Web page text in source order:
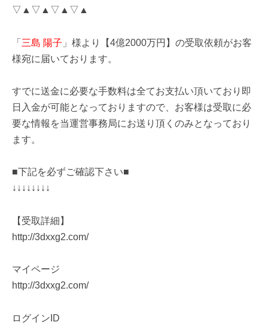
▽▲▽▲▽▲▽▲
「 三島 陽子 」様より【4億2000万円】の受取依頼がお客
様宛に届いております。
すでに送金に必要な手数料は全てお支払い頂いており即
日入金が可能となっておりますので、お客様は受取に必
要な情報を当運営事務局にお送り頂くのみとなっており
ます。
■下記を必ずご確認下さい■
↓↓↓↓↓↓↓↓
【受取詳細】
http://3dxxg2.com/
マイページ
http://3dxxg2.com/
ログインID